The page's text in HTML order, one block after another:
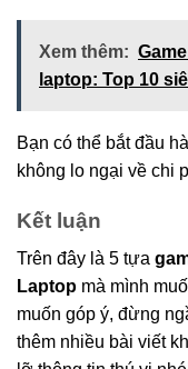
Xem thêm:
laptop: Top 10
Bạn có thể bắt đầu
không lo ngại về chi
Kết luận
Trên đây là 5 tựa
Laptop mà mình
muốn góp ý, đừng
thêm nhiều bài viết